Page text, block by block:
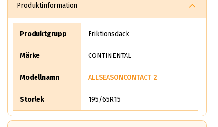
Produktinformation
Produktgrupp Friktionsdäck
Märke CONTINENTAL
Modellnamn ALLSEASONCONTACT 2
Storlek 195/65R15